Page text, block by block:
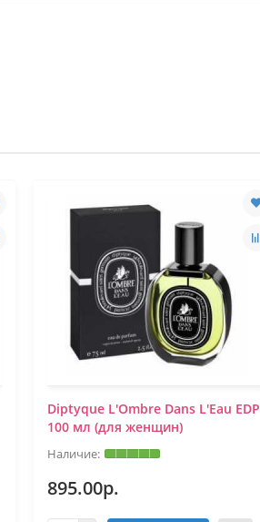
Diptyque L'Ombre Dans L'Eau EDP
100 мл (для женщин)
895.00р.